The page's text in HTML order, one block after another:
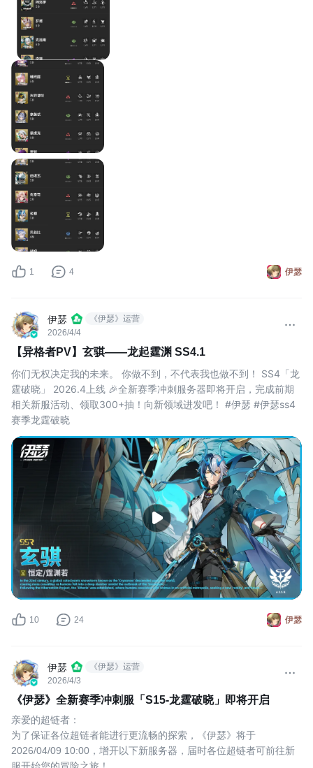
伊瑟
1 4
伊瑟 《伊瑟》运营
2026/4/4
【异格者PV】玄骐——龙起霆渊 SS4.1
你们无权决定我的未来。 你做不到，不代表我也做不到！ SS4「龙
霆破晓」 2026.4上线 🎉全新赛季冲刺服务器即将开启，完成前期
相关新服活动、领取300+抽！向新领域进发吧！ #伊瑟 #伊瑟ss4
赛季龙霆破晓
伊瑟
10 24
伊瑟 《伊瑟》运营
2026/4/3
《伊瑟》全新赛季冲刺服「S15-龙霆破晓」即将开启
亲爱的超链者：
为了保证各位超链者能进行更流畅的探索，《伊瑟》将于
2026/04/09 10:00，增开以下新服务器，届时各位超链者可前往新
服开始您的冒险之旅！